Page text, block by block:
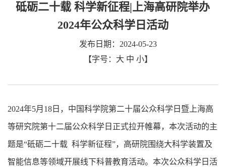
砥砺二十载 科学新征程|上海高研院举办
2024年公众科学日活动
发布日期：2024-05-23
【字号： 大 中 小】
2024年5月18日，中国科学院第二十届公众科学日暨上海高
等研究院第十二届公众科学日正式拉开帷幕，本次活动的主
题是“砥砺二十载 科学新征程”，高研院围绕大科学装置及
智能信息等领域开展线下科普教育活动。本次公众科学日活